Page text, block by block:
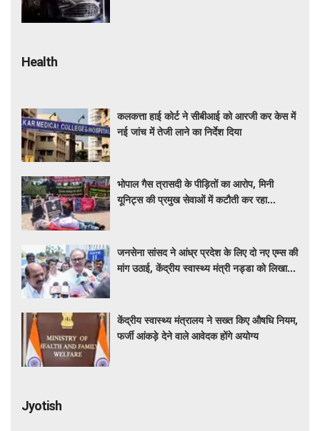
Health
कलकत्ता हाई कोर्ट ने सीबीआई को आरजी कर केस में
नई जांच में तेजी लाने का निर्देश दिया
भोपाल गैस त्रासदी के पीड़ितों का आरोप, मिनी
यूनिट्स की प्रमुख सेवाओं में कटौती कर रहा
जनसेना सांसद ने आंध्र प्रदेश के लिए दो नए एम्स की
मांग उठाई, केंद्रीय स्वास्थ्य मंत्री नड्डा को लिखा
केंद्रीय स्वास्थ्य मंत्रालय ने सख्त किए औषधि नियम,
फर्जी आंकड़े देने वाले आवेदक होंगे अयोग्य
Jyotish